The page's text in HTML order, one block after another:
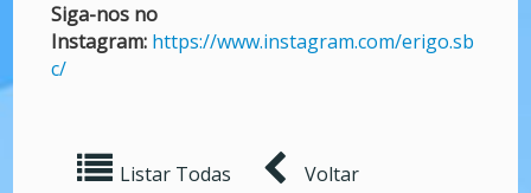
Siga-nos no
Instagram: https://www.instagram.com/erigo.sb
c/
Listar Todas Voltar